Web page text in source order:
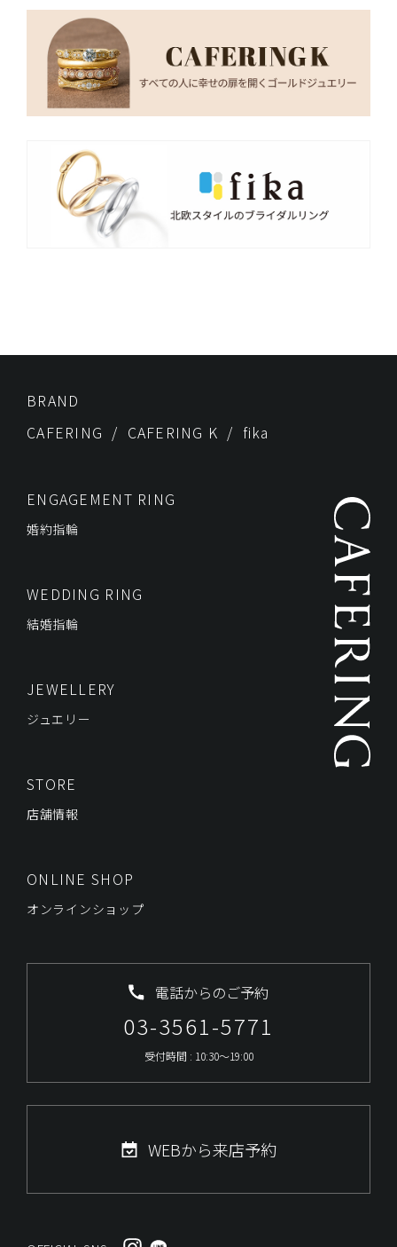
BRAND
CAFERING
CAFERING K fika
ENGAGEMENT RING
婚約指輪
WEDDING RING
結婚指輪
JEWELLERY
ジュエリー
STORE
店舗情報
ONLINE SHOP
オンラインショップ
電話からのご予約
03-3561-5771
受付時間 : 10:30～19:00
WEBから来店予約